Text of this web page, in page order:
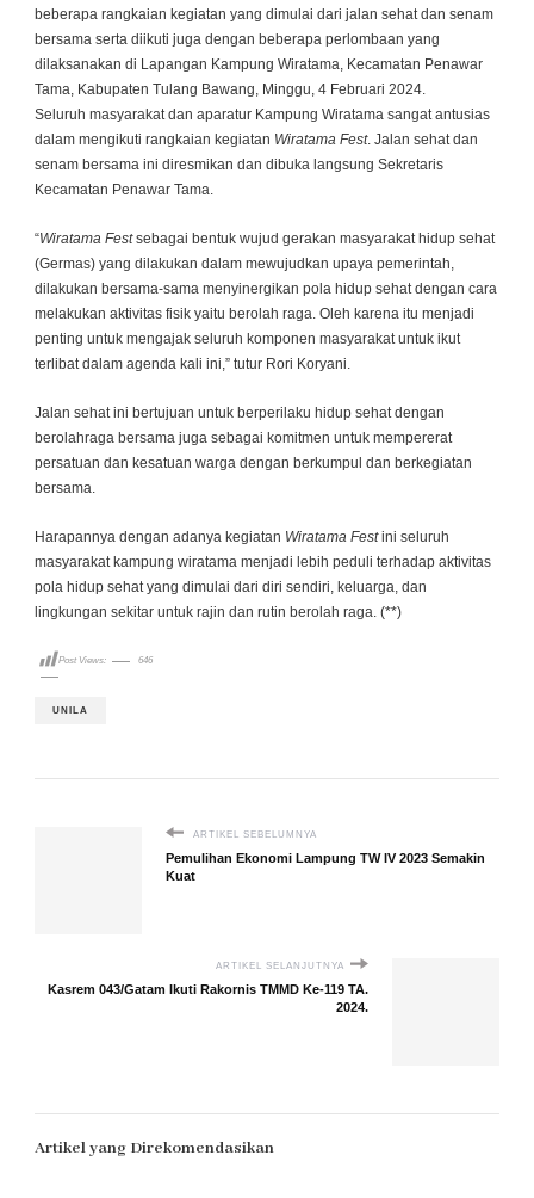
beberapa rangkaian kegiatan yang dimulai dari jalan sehat dan senam
bersama serta diikuti juga dengan beberapa perlombaan yang
dilaksanakan di Lapangan Kampung Wiratama, Kecamatan Penawar
Tama, Kabupaten Tulang Bawang, Minggu, 4 Februari 2024.
Seluruh masyarakat dan aparatur Kampung Wiratama sangat antusias
dalam mengikuti rangkaian kegiatan Wiratama Fest. Jalan sehat dan
senam bersama ini diresmikan dan dibuka langsung Sekretaris
Kecamatan Penawar Tama.
“Wiratama Festsebagai bentuk wujud gerakan masyarakat hidup sehat
(Germas) yang dilakukan dalam mewujudkan upaya pemerintah,
dilakukan bersama-sama menyinergikan pola hidup sehat dengan cara
melakukan aktivitas fisik yaitu berolah raga. Oleh karena itu menjadi
penting untuk mengajak seluruh komponen masyarakat untuk ikut
terlibat dalam agenda kali ini,” tutur Rori Koryani.
Jalan sehat ini bertujuan untuk berperilaku hidup sehat dengan
berolahraga bersama juga sebagai komitmen untuk mempererat
persatuan dan kesatuan warga dengan berkumpul dan berkegiatan
bersama.
Harapannya dengan adanya kegiatan Wiratama Festini seluruh
masyarakat kampung wiratama menjadi lebih peduli terhadap aktivitas
pola hidup sehat yang dimulai dari diri sendiri, keluarga, dan
lingkungan sekitar untuk rajin dan rutin berolah raga. (**)
Post Views: 646
UNILA
ARTIKEL SEBELUMNYA
Pemulihan Ekonomi Lampung TW IV 2023 Semakin
Kuat
ARTIKEL SELANJUTNYA
Kasrem 043/Gatam Ikuti Rakornis TMMD Ke-119 TA.
2024.
Artikel yang Direkomendasikan